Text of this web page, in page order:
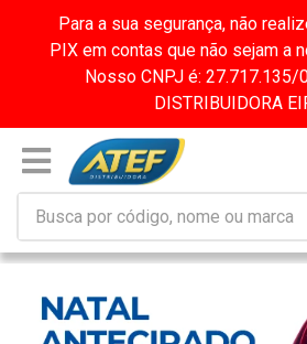
Para a sua segurança, não
PIX em contas que não sejam a
Nosso CNPJ é: 27.717.135/
DISTRIBUIDORA